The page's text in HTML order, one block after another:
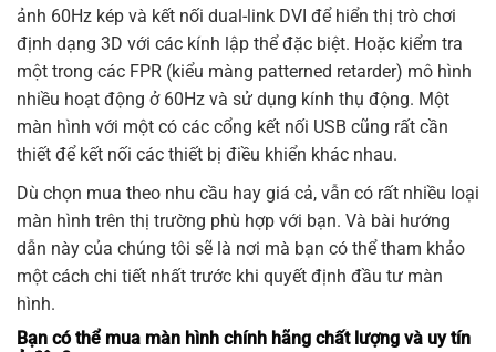
ảnh 60Hz kép và kết nối dual-link DVI để hiển thị trò chơi
định dạng 3D với các kính lập thể đặc biệt. Hoặc kiểm tra
một trong các FPR (kiểu màng patterned retarder) mô hình
nhiều hoạt động ở 60Hz và sử dụng kính thụ động. Một
màn hình với một có các cổng kết nối USB cũng rất cần
thiết để kết nối các thiết bị điều khiển khác nhau.
Dù chọn mua theo nhu cầu hay giá cả, vẫn có rất nhiều loại
màn hình trên thị trường phù hợp với bạn. Và bài hướng
dẫn này của chúng tôi sẽ là nơi mà bạn có thể tham khảo
một cách chi tiết nhất trước khi quyết định đầu tư màn
hình.
Bạn có thể mua màn hình chính hãng chất lượng và uy tín